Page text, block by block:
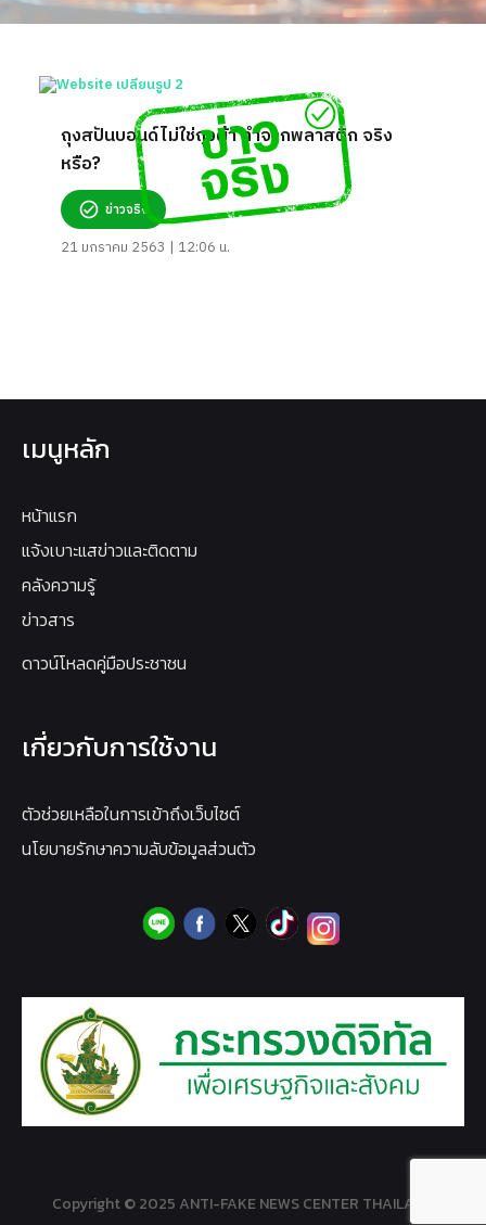
ถุงสปันบอนด์ไม่ใช่ถุงผ้า ทำจากพลาสติก จริง
หรือ?
ข่าวจริง
21 มกราคม 2563 | 12:06 น.
เมนูหลัก
หน้าแรก
แจ้งเบาะแสข่าวและติดตาม
คลังความรู้
ข่าวสาร
ดาวน์โหลดคู่มือประชาชน
เกี่ยวกับการใช้งาน
ตัวช่วยเหลือในการเข้าถึงเว็บไซต์
นโยบายรักษาความลับข้อมูลส่วนตัว
Copyright © 2025 ANTI-FAKE NEWS CENTER THAILAND